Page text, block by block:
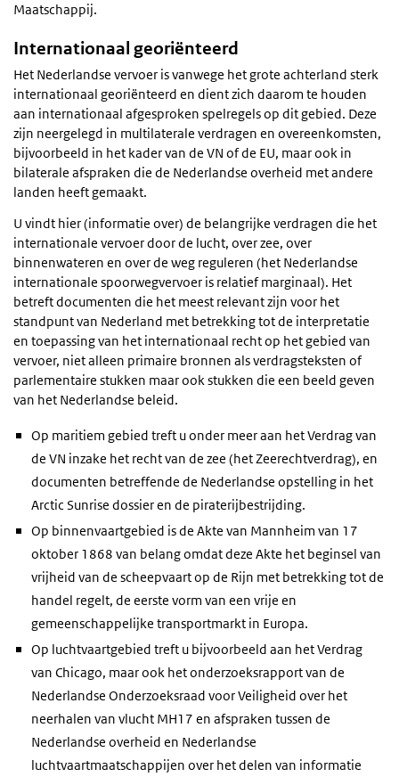
Maatschappij.
Internationaal georiënteerd
Het Nederlandse vervoer is vanwege het grote achterland sterk
internationaal georiënteerd en dient zich daarom te houden
aan internationaal afgesproken spelregels op dit gebied. Deze
zijn neergelegd in multilaterale verdragen en overeenkomsten,
bijvoorbeeld in het kader van de VN of de EU, maar ook in
bilaterale afspraken die de Nederlandse overheid met andere
landen heeft gemaakt.
U vindt hier (informatie over) de belangrijke verdragen die het
internationale vervoer door de lucht, over zee, over
binnenwateren en over de weg reguleren (het Nederlandse
internationale spoorwegvervoer is relatief marginaal). Het
betreft documenten die het meest relevant zijn voor het
standpunt van Nederland met betrekking tot de interpretatie
en toepassing van het internationaal recht op het gebied van
vervoer, niet alleen primaire bronnen als verdragsteksten of
parlementaire stukken maar ook stukken die een beeld geven
van het Nederlandse beleid.
Op maritiem gebied treft u onder meer aan het Verdrag van
de VN inzake het recht van de zee (het Zeerechtverdrag), en
documenten betreffende de Nederlandse opstelling in het
Arctic Sunrise dossier en de piraterijbestrijding.
Op binnenvaartgebied is de Akte van Mannheim van 17
oktober 1868 van belang omdat deze Akte het beginsel van
vrijheid van de scheepvaart op de Rijn met betrekking tot de
handel regelt, de eerste vorm van een vrije en
gemeenschappelijke transportmarkt in Europa.
Op luchtvaartgebied treft u bijvoorbeeld aan het Verdrag
van Chicago, maar ook het onderzoeksrapport van de
Nederlandse Onderzoeksraad voor Veiligheid over het
neerhalen van vlucht MH17 en afspraken tussen de
Nederlandse overheid en Nederlandse
luchtvaartmaatschappijen over het delen van informatie